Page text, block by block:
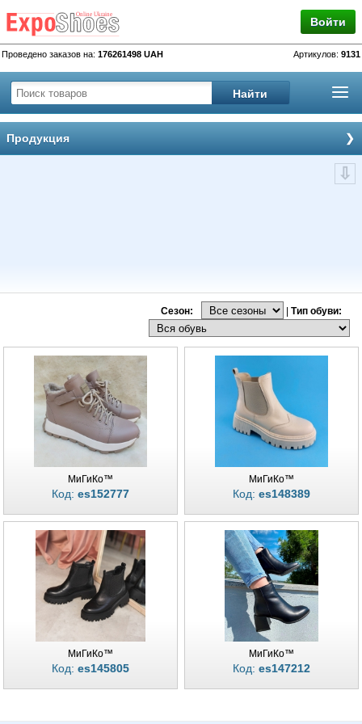
Войти
Проведено заказов на: 176261498 UAH Артикулов: 9131
Продукция
Сезон: | Тип обуви:
МиГиКо™
Код: es152777
МиГиКо™
Код: es148389
МиГиКо™
Код: es145805
МиГиКо™
Код: es147212